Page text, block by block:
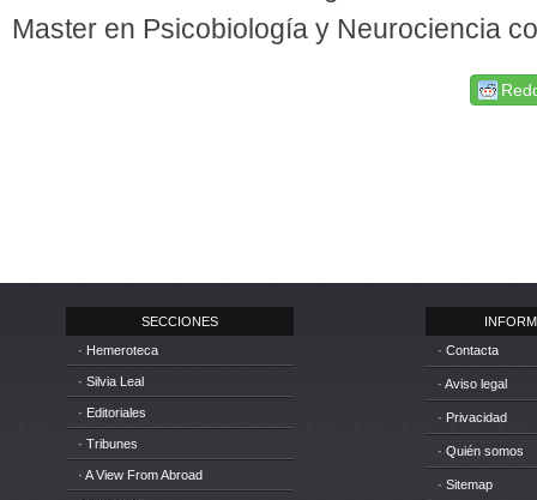
Master en Psicobiología y Neurociencia
SECCIONES
· Hemeroteca
· Silvia Leal
· Editoriales
· Tribunes
· A View From Abroad
· Contacta
· Aviso legal
· Privacidad
· Quién somos
· Sitemap